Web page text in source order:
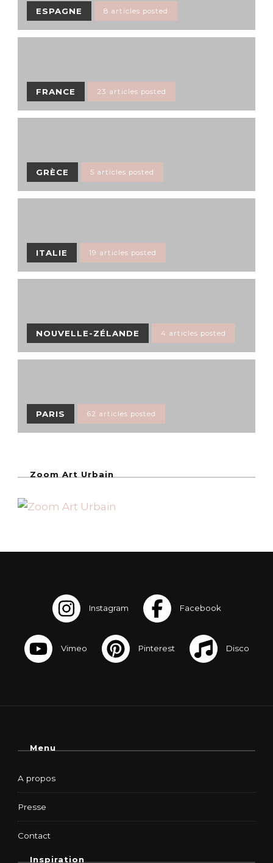
ESPAGNE 8 articles posted
FRANCE 23 articles posted
GRÈCE 5 articles posted
ITALIE 19 articles posted
NOUVELLE-ZÉLANDE 4 articles posted
PARIS 62 articles posted
Zoom Art Urbain
Menu
A propos
Presse
Contact
Inspiration